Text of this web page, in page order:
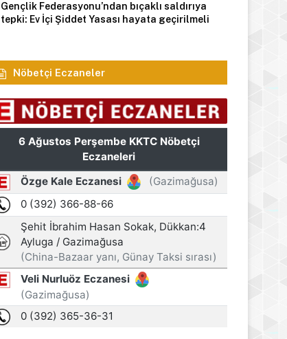
Gençlik Federasyonu’ndan bıçaklı saldırıya
tepki: Ev İçi Şiddet Yasası hayata geçirilmeli
Nöbetçi Eczaneler